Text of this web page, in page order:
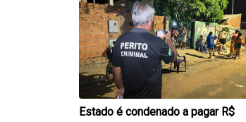
Estado é condenado a pagar R$